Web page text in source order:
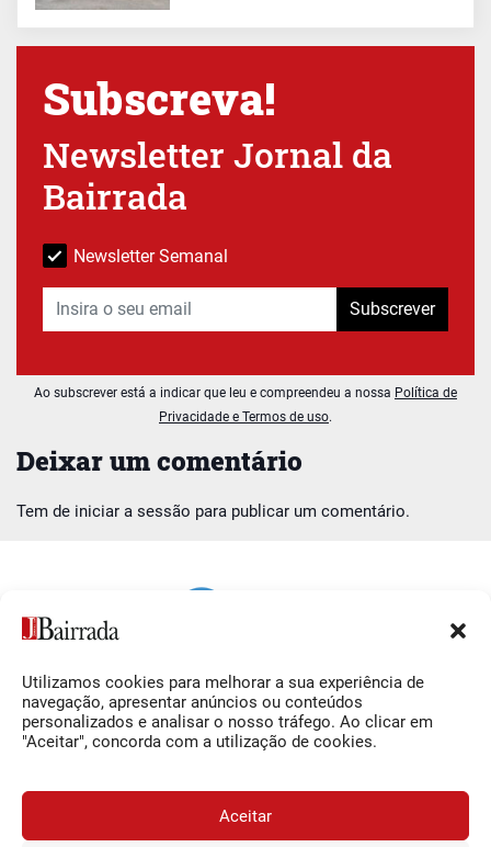
Utilizamos cookies para melhorar a sua experiência de
navegação, apresentar anúncios ou conteúdos
personalizados e analisar o nosso tráfego. Ao clicar em
"Aceitar", concorda com a utilização de cookies.
Aceitar
Deixar um comentário
Tem de iniciar a sessão para publicar um comentário.
Subscreva!
Newsletter Jornal da
Bairrada
Newsletter Semanal
Subscrever
Ao subscrever está a indicar que leu e compreendeu a nossa Política de
Privacidade e Termos de uso.
Siga-nos
Facebook
O Jornal da Bairrada
Contactos
Termos e Condições